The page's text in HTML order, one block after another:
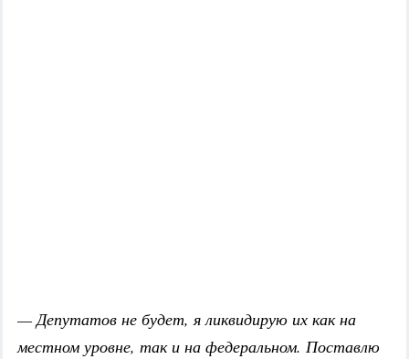
— Депутатов не будет, я ликвидирую их как на
местном уровне, так и на федеральном. Поставлю